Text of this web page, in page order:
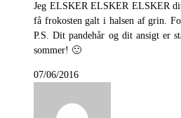
Jeg ELSKER ELSKER ELSKER
få frokosten galt i halsen af grin.
P.S. Dit pandehår og dit ansigt er
sommer! 🙂
07/06/2016